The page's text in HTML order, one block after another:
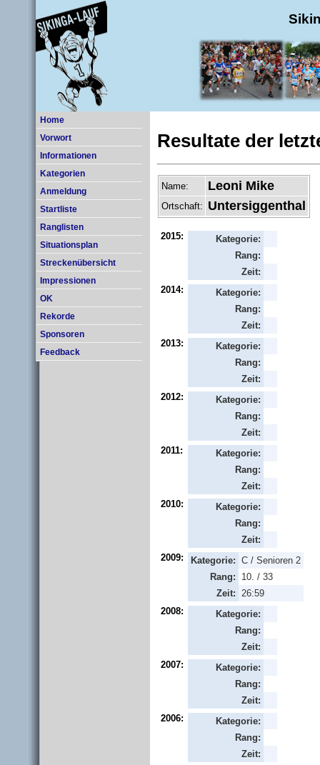
Home
Vorwort
Informationen
Kategorien
Anmeldung
Startliste
Ranglisten
Situationsplan
Streckenübersicht
Impressionen
OK
Rekorde
Sponsoren
Feedback
Resultate der
Name: Leoni Mike
Ortschaft: Untersiggenthal
2015:
Kategorie:
Rang:
Zeit:
2014:
Kategorie:
Rang:
Zeit:
2013:
Kategorie:
Rang:
Zeit:
2012:
Kategorie:
Rang:
Zeit:
2011:
Kategorie:
Rang:
Zeit:
2010:
Kategorie:
Rang:
Zeit:
2009:
Kategorie: C / Senioren 2
Rang:
10. / 33
Zeit:
26:59
2008:
Kategorie:
Rang:
Zeit:
2007:
Kategorie:
Rang:
Zeit:
2006:
Kategorie:
Rang:
Zeit: